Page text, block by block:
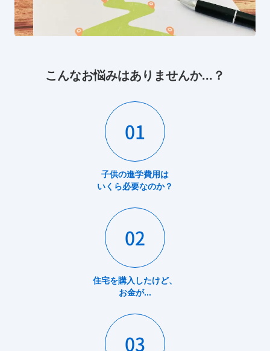
こんなお悩みはありませんか...？
01
子供の進学費用は
いくら必要なのか？
02
住宅を購入したけど、
お金が...
03